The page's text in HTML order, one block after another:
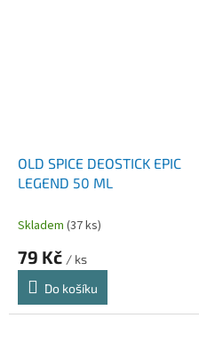
OLD SPICE DEOSTICK EPIC
LEGEND 50 ML
Skladem (37 ks)
79 Kč / ks
Do košíku